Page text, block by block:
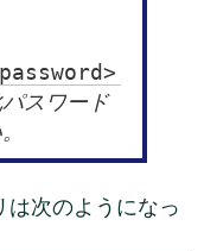
スワード
は次のようになっ